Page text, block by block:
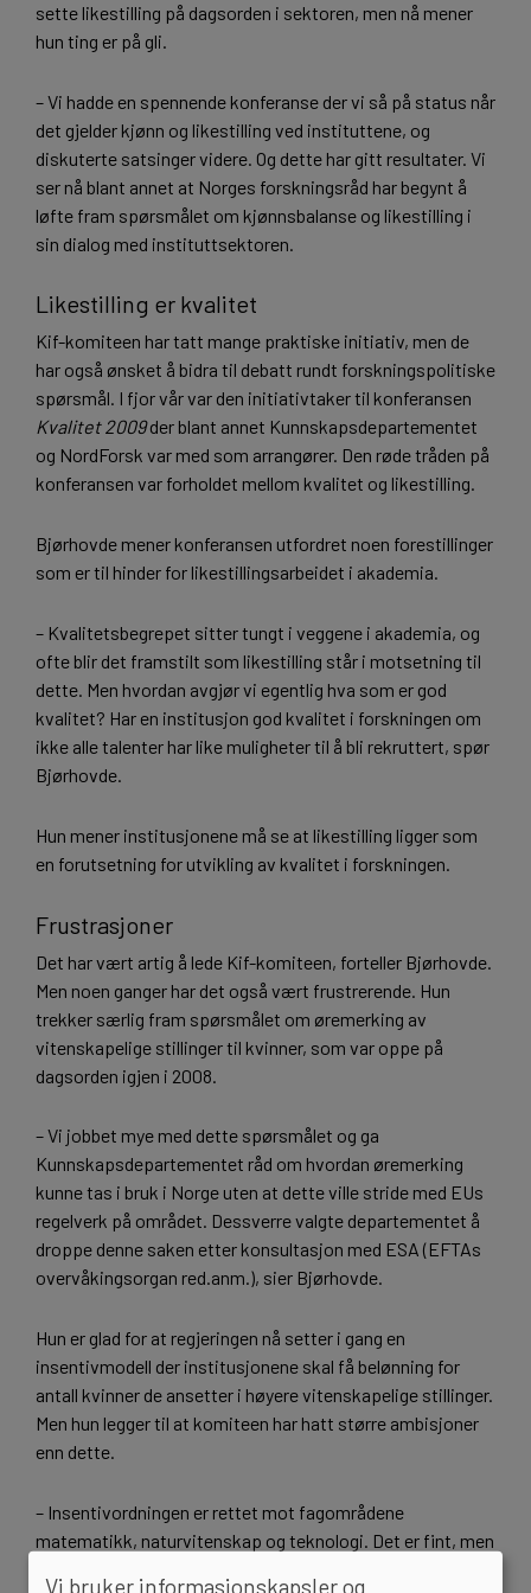
sette likestilling på dagsorden i sektoren, men nå mener
hun ting er på gli.
– Vi hadde en spennende konferanse der vi så på status når
det gjelder kjønn og likestilling ved instituttene, og
diskuterte satsinger videre. Og dette har gitt resultater. Vi
ser nå blant annet at Norges forskningsråd har begynt å
løfte fram spørsmålet om kjønnsbalanse og likestilling i
sin dialog med instituttsektoren.
Likestilling er kvalitet
Kif-komiteen har tatt mange praktiske initiativ, men de
har også ønsket å bidra til debatt rundt forskningspolitiske
spørsmål. I fjor vår var den initiativtaker til konferansen
Kvalitet 2009der blant annet Kunnskapsdepartementet
og NordForsk var med som arrangører. Den røde tråden på
konferansen var forholdet mellom kvalitet og likestilling.
Bjørhovde mener konferansen utfordret noen forestillinger
som er til hinder for likestillingsarbeidet i akademia.
– Kvalitetsbegrepet sitter tungt i veggene i akademia, og
ofte blir det framstilt som likestilling står i motsetning til
dette. Men hvordan avgjør vi egentlig hva som er god
kvalitet? Har en institusjon god kvalitet i forskningen om
ikke alle talenter har like muligheter til å bli rekruttert, spør
Bjørhovde.
Hun mener institusjonene må se at likestilling ligger som
en forutsetning for utvikling av kvalitet i forskningen.
Frustrasjoner
Det har vært artig å lede Kif-komiteen, forteller Bjørhovde.
Men noen ganger har det også vært frustrerende. Hun
trekker særlig fram spørsmålet om øremerking av
vitenskapelige stillinger til kvinner, som var oppe på
dagsorden igjen i 2008.
– Vi jobbet mye med dette spørsmålet og ga
Kunnskapsdepartementet råd om hvordan øremerking
kunne tas i bruk i Norge uten at dette ville stride med EUs
regelverk på området. Dessverre valgte departementet å
droppe denne saken etter konsultasjon med ESA (EFTAs
overvåkingsorgan red.anm.), sier Bjørhovde.
Hun er glad for at regjeringen nå setter i gang en
insentivmodell der institusjonene skal få belønning for
antall kvinner de ansetter i høyere vitenskapelige stillinger.
Men hun legger til at komiteen har hatt større ambisjoner
enn dette.
– Insentivordningen er rettet mot fagområdene
matematikk, naturvitenskap og teknologi. Det er fint, men
Vi bruker informasjonskapsler og